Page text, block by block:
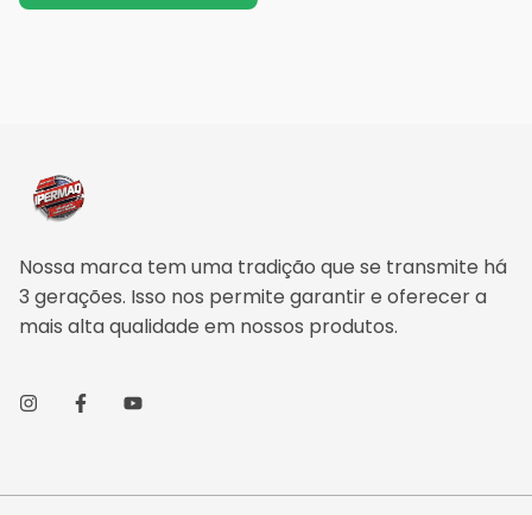
Nossa marca tem uma tradição que se transmite há
3 gerações. Isso nos permite garantir e oferecer a
mais alta qualidade em nossos produtos.